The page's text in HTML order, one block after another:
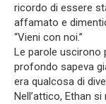
ricordo di essere
affamato e
“Vieni con noi.”
Le parole uscirono
profondo sapeva
era qualcosa di
Nell’attico, Ethan